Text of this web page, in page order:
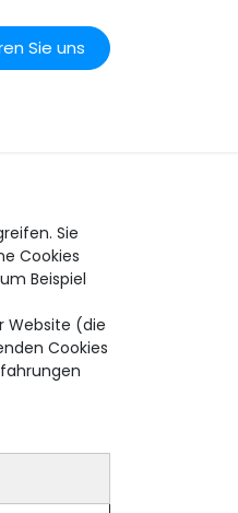
Sie uns
Sie
Cookies
Beispiel
Website (die
Cookies